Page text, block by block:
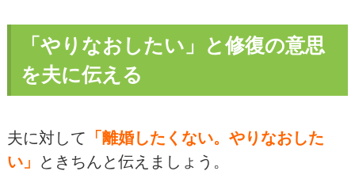
「やりなおしたい」と修復の意思
を夫に伝える
夫に対して
「離婚したくない。やりなおした
い」
ときちんと伝えましょう。